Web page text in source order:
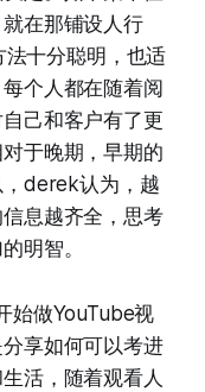
在那铺设人行
十分聪明，也适
个人都在随着阅
己和客户有了更
于晚期，早期的
，derek认为，越
息越齐全，思考
明智。
始做YouTube视
享如何可以考进
活，随着观看人